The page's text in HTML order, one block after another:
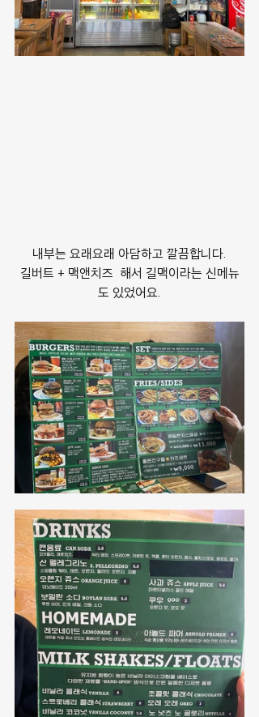
내부는 요래요래 아담하고 깔끔합니다.
길버트 + 맥앤치즈 해서 길맥이라는 신메뉴
도 있었어요.